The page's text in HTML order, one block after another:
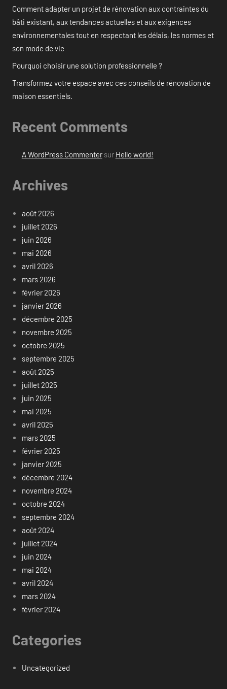
Comment adapter un projet de rénovation aux contraintes du
bâti existant, aux tendances actuelles et aux exigences
environnementales tout en respectant les délais, les normes et
son mode de vie
Pourquoi choisir une solution professionnelle ?
Transformez votre espace avec ces conseils de rénovation de
maison essentiels.
Recent Comments
A WordPress Commentersur Hello world!
Archives
août 2026
juillet 2026
juin 2026
mai 2026
avril 2026
mars 2026
février 2026
janvier 2026
décembre 2025
novembre 2025
octobre 2025
septembre 2025
août 2025
juillet 2025
juin 2025
mai 2025
avril 2025
mars 2025
février 2025
janvier 2025
décembre 2024
novembre 2024
octobre 2024
septembre 2024
août 2024
juillet 2024
juin 2024
mai 2024
avril 2024
mars 2024
février 2024
Categories
Uncategorized